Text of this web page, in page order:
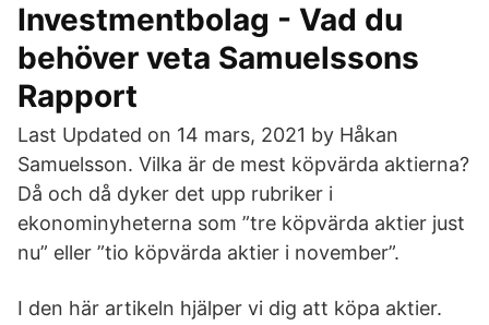
Investmentbolag - Vad du
behöver veta Samuelssons
Rapport
Last Updated on 14 mars, 2021 by Håkan
Samuelsson. Vilka är de mest köpvärda aktierna?
Då och då dyker det upp rubriker i
ekonominyheterna som ”tre köpvärda aktier just
nu” eller ”tio köpvärda aktier i november”.
I den här artikeln hjälper vi dig att köpa aktier.